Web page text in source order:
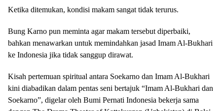
Ketika ditemukan, kondisi makam sangat tidak terurus.
Bung Karno pun meminta agar makam tersebut diperbaiki,
bahkan menawarkan untuk memindahkan jasad Imam Al-Bukhari
ke Indonesia jika tidak sanggup dirawat.
Kisah pertemuan spiritual antara Soekarno dan Imam Al-Bukhari
kini diabadikan dalam pentas seni bertajuk “Imam Al-Bukhari dan
Soekarno”, digelar oleh Bumi Pernati Indonesia bekerja sama